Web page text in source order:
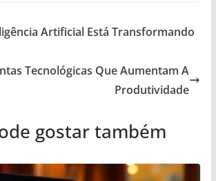
Artificial Está Transformando
Tecnológicas Que Aumentam A
Produtividade
gostar também